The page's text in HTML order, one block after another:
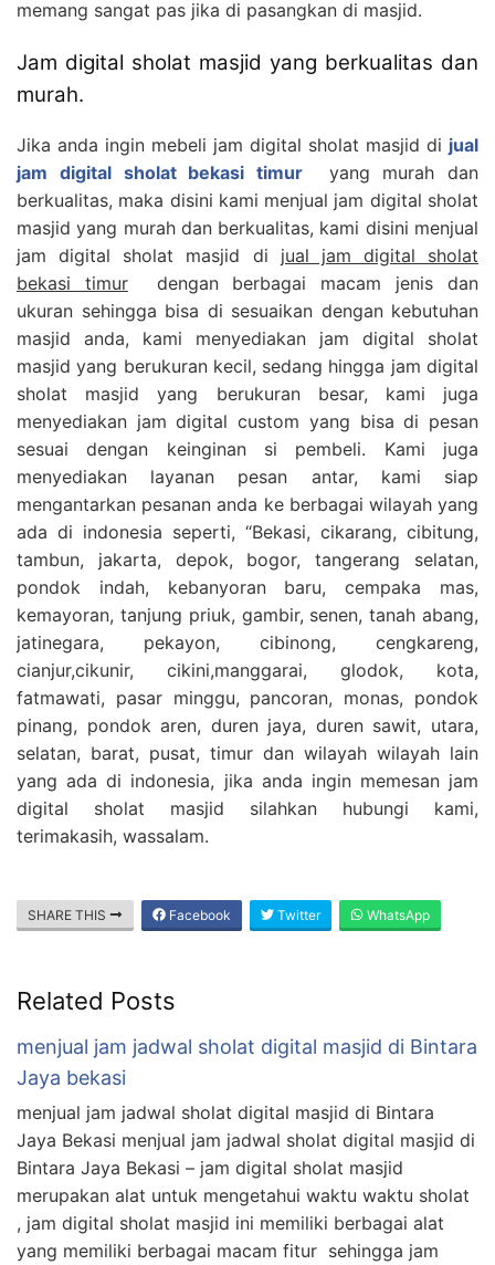
memang sangat pas jika di pasangkan di masjid.
Jam digital sholat masjid yang berkualitas dan
murah.
Jika anda ingin mebeli jam digital sholat masjid di jual
jam digital sholat bekasi timur
yang murah dan
berkualitas, maka disini kami menjual jam digital sholat
masjid yang murah dan berkualitas, kami disini menjual
jam digital sholat masjid di jual jam digital sholat
bekasi timurdengan berbagai macam jenis dan
ukuran sehingga bisa di sesuaikan dengan kebutuhan
masjid anda, kami menyediakan jam digital sholat
masjid yang berukuran kecil, sedang hingga jam digital
sholat masjid yang berukuran besar, kami juga
menyediakan jam digital custom yang bisa di pesan
sesuai dengan keinginan si pembeli. Kami juga
menyediakan layanan pesan antar, kami siap
mengantarkan pesanan anda ke berbagai wilayah yang
ada di indonesia seperti, “Bekasi, cikarang, cibitung,
tambun, jakarta, depok, bogor, tangerang selatan,
pondok indah, kebanyoran baru, cempaka mas,
kemayoran, tanjung priuk, gambir, senen, tanah abang,
jatinegara, pekayon, cibinong, cengkareng,
cianjur,cikunir, cikini,manggarai, glodok, kota,
fatmawati, pasar minggu, pancoran, monas, pondok
pinang, pondok aren, duren jaya, duren sawit, utara,
selatan, barat, pusat, timur dan wilayah wilayah lain
yang ada di indonesia, jika anda ingin memesan jam
digital sholat masjid silahkan hubungi kami,
terimakasih, wassalam.
SHARE THIS Facebook Twitter WhatsApp
Related Posts
menjual jam jadwal sholat digital masjid di Bintara
Jaya bekasi
menjual jam jadwal sholat digital masjid di Bintara
Jaya Bekasi menjual jam jadwal sholat digital masjid di
Bintara Jaya Bekasi – jam digital sholat masjid
merupakan alat untuk mengetahui waktu waktu sholat
, jam digital sholat masjid ini memiliki berbagai alat
yang memiliki berbagai macam fitur sehingga jam